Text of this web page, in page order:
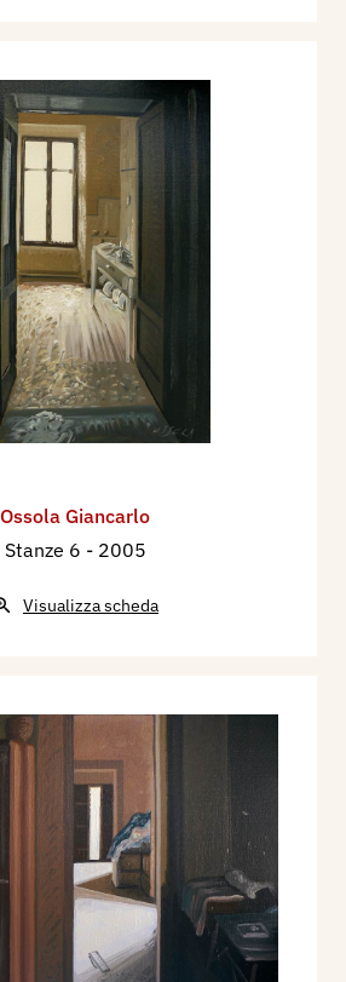
Ossola Giancarlo
Stanze 6 - 2005
Visualizza scheda